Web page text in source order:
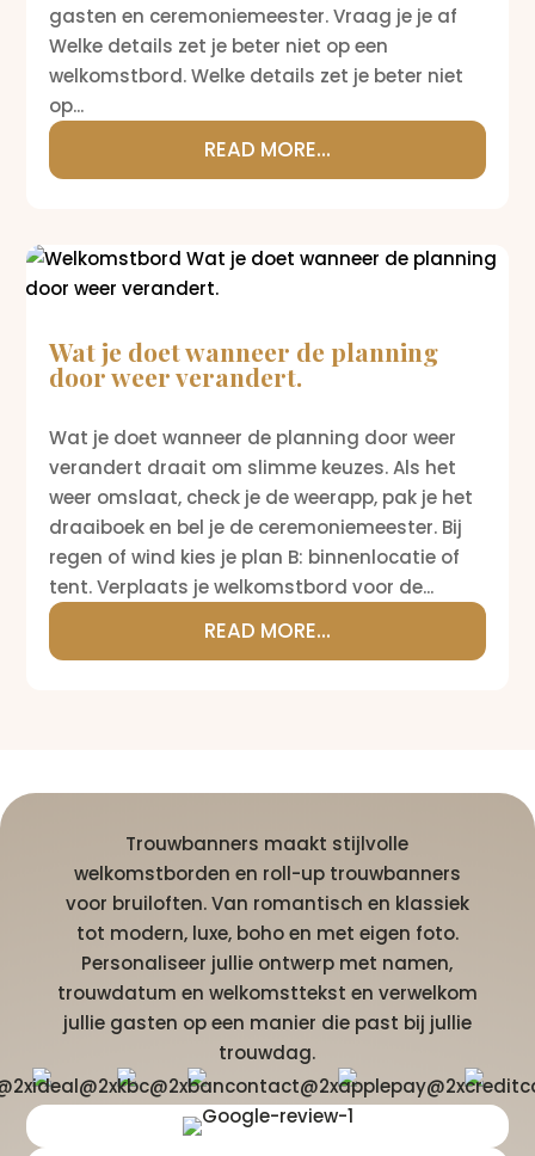
gasten en ceremoniemeester. Vraag je je af
Welke details zet je beter niet op een
welkomstbord. Welke details zet je beter niet
op...
READ MORE...
Wat je doet wanneer de planning
door weer verandert.
Wat je doet wanneer de planning door weer
verandert draait om slimme keuzes. Als het
weer omslaat, check je de weerapp, pak je het
draaiboek en bel je de ceremoniemeester. Bij
regen of wind kies je plan B: binnenlocatie of
tent. Verplaats je welkomstbord voor de...
READ MORE...
Trouwbanners maakt stijlvolle
welkomstborden en roll-up trouwbanners
voor bruiloften. Van romantisch en klassiek
tot modern, luxe, boho en met eigen foto.
Personaliseer jullie ontwerp met namen,
trouwdatum en welkomsttekst en verwelkom
jullie gasten op een manier die past bij jullie
trouwdag.